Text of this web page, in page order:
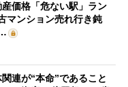
産価格「危ない駅」ラン
マンション売れ行き鈍
関連が“本命”であること